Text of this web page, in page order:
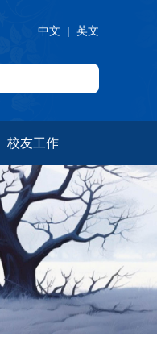
中文 | 英文
校友工作